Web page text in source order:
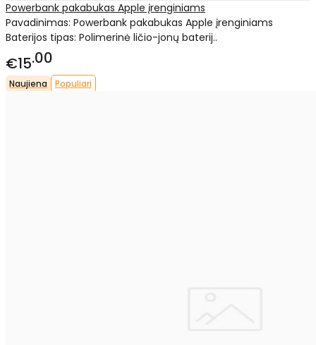
Powerbank pakabukas Apple įrenginiams
Pavadinimas: Powerbank pakabukas Apple įrenginiams
Baterijos tipas: Polimerinė ličio-jonų baterij..
€15 00
Naujiena Populiari